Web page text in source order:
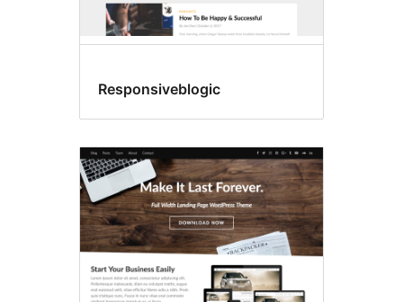
Responsiveblogic